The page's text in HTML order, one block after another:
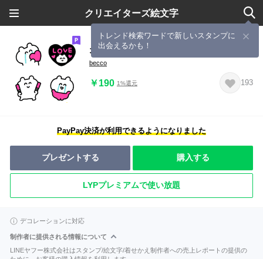
クリエイターズ絵文字
トレンド検索ワードで新しいスタンプに
出会えるかも！
オタクなクマさん 絵文字【ピンク】
becco
￥190 1%還元 193
PayPay決済が利用できるようになりました
プレゼントする 購入する
LYPプレミアムで使い放題
デコレーションに対応
制作者に提供される情報について
LINEヤフー株式会社はスタンプ/絵文字/着せかえ制作者への売上レポートの提供の